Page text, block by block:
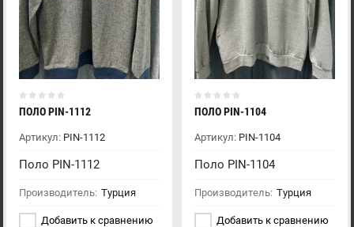
ПОЛО PIN-1112
Артикул: PIN-1112
Поло PIN-1112
Производитель: Турция
Добавить к сравнению
ПОЛО PIN-1104
Артикул:PIN-1104
Поло PIN-1104
Производитель: Турция
Добавить к сравнению